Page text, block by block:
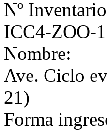
Nº
ICC4-ZOO-
Nombre:
Ave. Ciclo
21)
Forma